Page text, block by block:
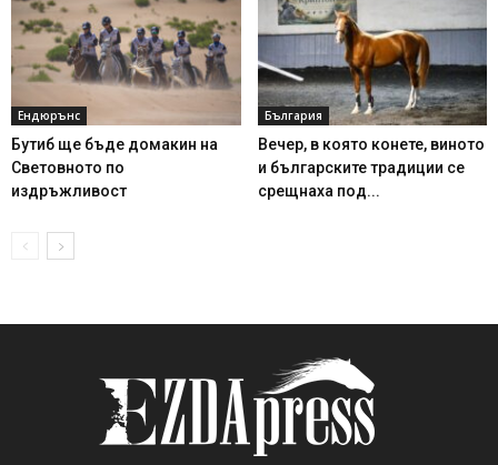
Ендюрънс
Бутиб ще бъде домакин на
Световното по
издръжливост
България
Вечер, в която конете, виното
и българските традиции се
срещнаха под...